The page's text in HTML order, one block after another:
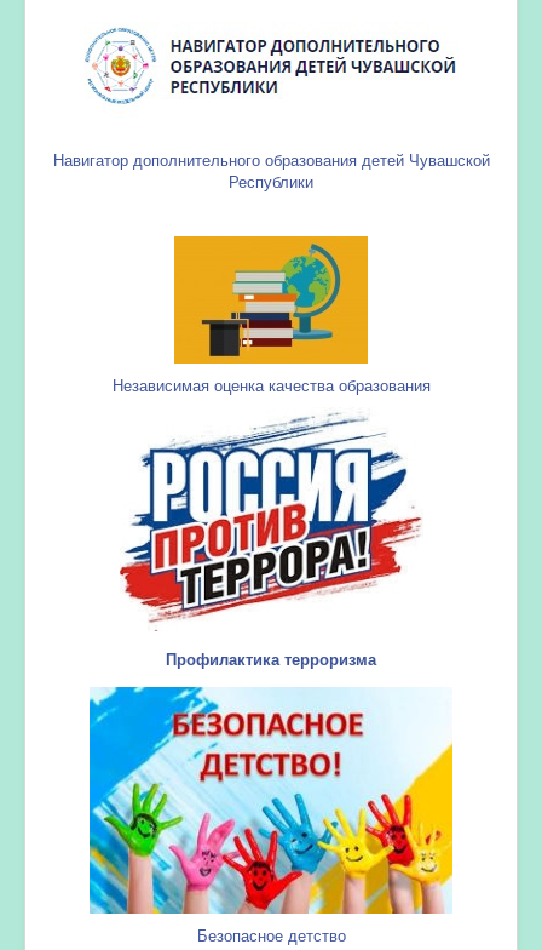
Навигатор дополнительного образования детей Чувашской
Республики
Независимая оценка качества образования
Профилактика терроризма
Безопасное детство